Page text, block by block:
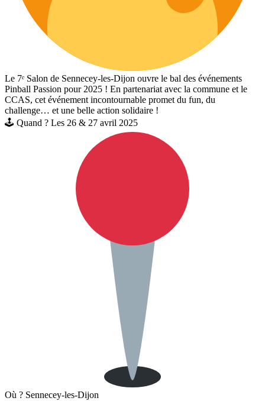
Le 7ᵉ Salon de Sennecey-les-Dijon ouvre le bal des événements
Pinball Passion pour 2025 ! En partenariat avec la commune et le
CCAS, cet événement incontournable promet du fun, du
challenge… et une belle action solidaire !
🕹 Quand ? Les 26 & 27 avril 2025
Où ? Sennecey-les-Dijon